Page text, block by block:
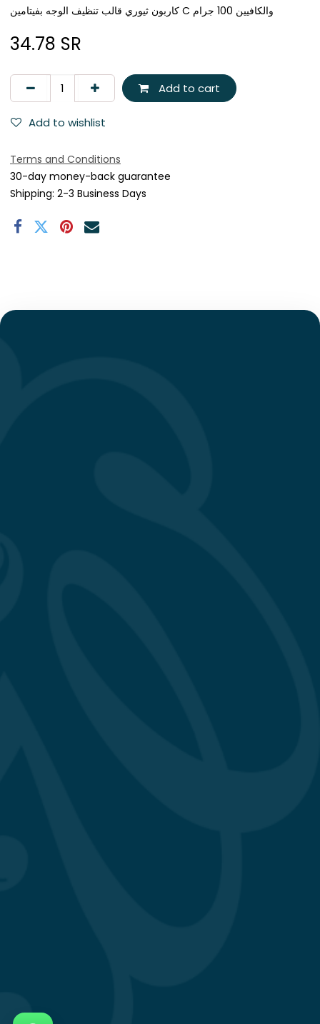
كاربون ثيوري قالب تنظيف الوجه بفيتامين C والكافيين 100 جرام
34.78 SR
Add to cart
Add to wishlist
Terms and Conditions
30-day money-back guarantee
Shipping: 2-3 Business Days